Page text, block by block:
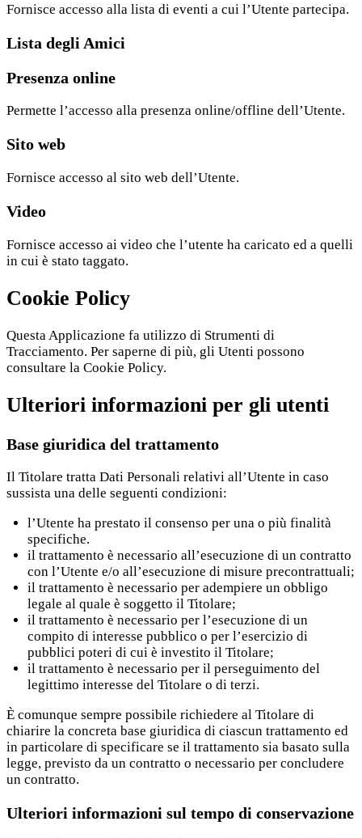
Fornisce accesso alla lista di eventi a cui l’Utente partecipa.
Lista degli Amici
Presenza online
Permette l’accesso alla presenza online/offline dell’Utente.
Sito web
Fornisce accesso al sito web dell’Utente.
Video
Fornisce accesso ai video che l’utente ha caricato ed a quelli
in cui è stato taggato.
Cookie Policy
Questa Applicazione fa utilizzo di Strumenti di
Tracciamento. Per saperne di più, gli Utenti possono
consultare la Cookie Policy.
Ulteriori informazioni per gli utenti
Base giuridica del trattamento
Il Titolare tratta Dati Personali relativi all’Utente in caso
sussista una delle seguenti condizioni:
l’Utente ha prestato il consenso per una o più finalità
specifiche.
il trattamento è necessario all’esecuzione di un contratto
con l’Utente e/o all’esecuzione di misure precontrattuali;
il trattamento è necessario per adempiere un obbligo
legale al quale è soggetto il Titolare;
il trattamento è necessario per l’esecuzione di un
compito di interesse pubblico o per l’esercizio di
pubblici poteri di cui è investito il Titolare;
il trattamento è necessario per il perseguimento del
legittimo interesse del Titolare o di terzi.
È comunque sempre possibile richiedere al Titolare di
chiarire la concreta base giuridica di ciascun trattamento ed
in particolare di specificare se il trattamento sia basato sulla
legge, previsto da un contratto o necessario per concludere
un contratto.
Ulteriori informazioni sul tempo di conservazione